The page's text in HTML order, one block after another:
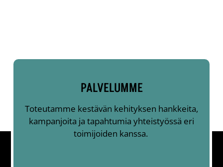
PALVELUMME
Toteutamme kestävän kehityksen hankkeita,
kampanjoita ja tapahtumia yhteistyössä eri
toimijoiden kanssa.